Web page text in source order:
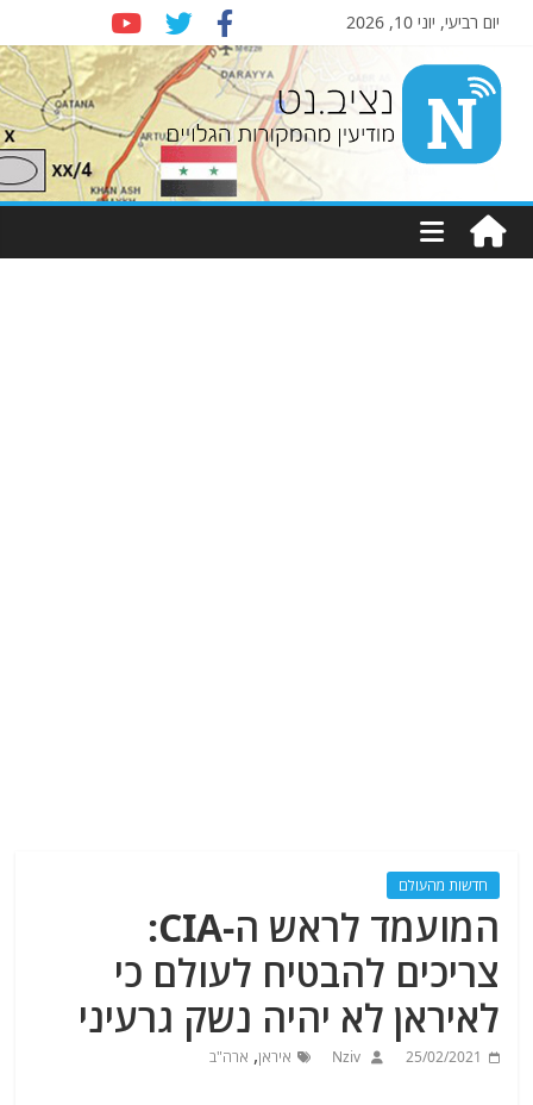
יום רביעי, יוני 10, 2026
Nziv.net
מודיעין
מהמקורות
חדשות מהעולם
המועמד לראש ה-CIA:
צריכים להבטיח לעולם כי
לאיראן לא יהיה נשק גרעיני
25/02/2021
Nziv איראן, ארה"ב